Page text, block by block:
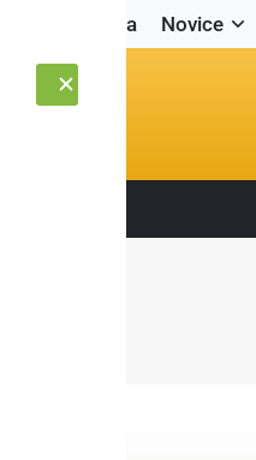
Naslovnica Novice